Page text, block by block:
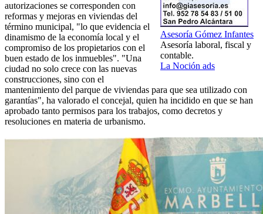
Asesoría Gómez Infantes
Asesoría laboral, fiscal y
contable.
La Noción ads
autorizaciones se corresponden con
reformas y mejoras en viviendas del
término municipal, "lo que evidencia el
dinamismo de la economía local y el
compromiso de los propietarios con el
buen estado de los inmuebles". "Una
ciudad no solo crece con las nuevas
construcciones, sino con el
mantenimiento del parque de viviendas para que sea utilizado con
garantías", ha valorado el concejal, quien ha incidido en que se han
aprobado tanto permisos para los trabajos, como decretos y
resoluciones en materia de urbanismo.